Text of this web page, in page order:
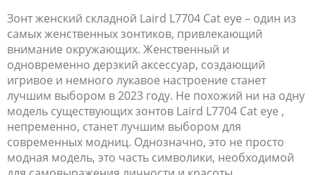
Зонт женский складной Laird L7704 Cat eye – один из
самых женственных зонтиков, привлекающий
внимание окружающих. Женственный и
одновременно дерзкий аксессуар, создающий
игривое и немного лукавое настроение станет
лучшим выбором в 2023 году. Не похожий ни на одну
модель существующих зонтов Laird L7704 Cat eye ,
непременно, станет лучшим выбором для
современных модниц. Однозначно, это не просто
модная модель, это часть символики, необходимой